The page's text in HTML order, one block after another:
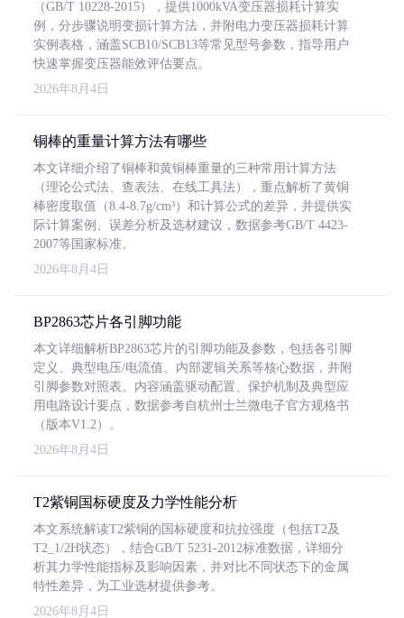
（GB/T 10228-2015），提供1000kVA变压器损耗计算实
例，分步骤说明变损计算方法，并附电力变压器损耗计算
实例表格，涵盖SCB10/SCB13等常见型号参数，指导用户
快速掌握变压器能效评估要点。
2026年8月4日
铜棒的重量计算方法有哪些
本文详细介绍了铜棒和黄铜棒重量的三种常用计算方法
（理论公式法、查表法、在线工具法），重点解析了黄铜
棒密度取值（8.4-8.7g/cm³）和计算公式的差异，并提供实
际计算案例、误差分析及选材建议，数据参考GB/T 4423-
2007等国家标准。
2026年8月4日
BP2863芯片各引脚功能
本文详细解析BP2863芯片的引脚功能及参数，包括各引脚
定义、典型电压/电流值、内部逻辑关系等核心数据，并附
引脚参数对照表。内容涵盖驱动配置、保护机制及典型应
用电路设计要点，数据参考自杭州士兰微电子官方规格书
（版本V1.2）。
2026年8月4日
T2紫铜国标硬度及力学性能分析
本文系统解读T2紫铜的国标硬度和抗拉强度（包括T2及
T2_1/2H状态），结合GB/T 5231-2012标准数据，详细分
析其力学性能指标及影响因素，并对比不同状态下的金属
特性差异，为工业选材提供参考。
2026年8月4日